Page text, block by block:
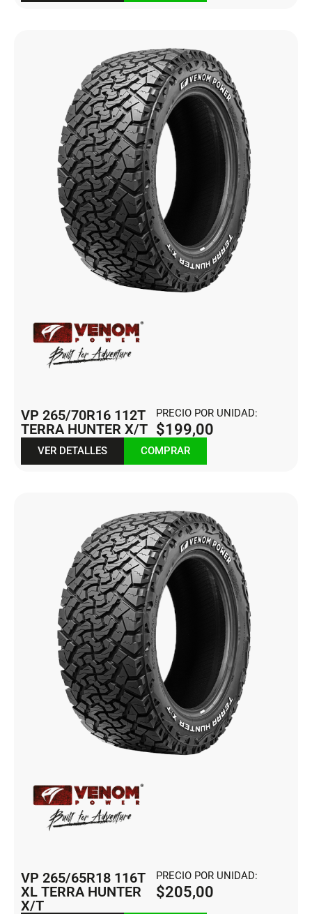
VP 265/70R16 112T
TERRA HUNTER X/T
PRECIO POR UNIDAD:
$199,00
VER DETALLES COMPRAR
VP 265/65R18 116T
XL TERRA HUNTER
X/T
PRECIO POR UNIDAD:
$205,00